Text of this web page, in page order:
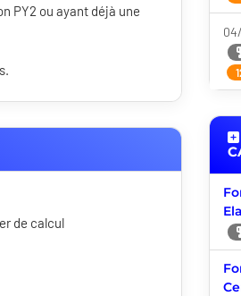
PY2 ou ayant déjà une
de calcul